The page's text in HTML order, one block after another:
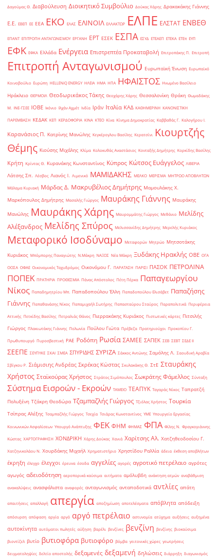
Δαγούμας Θ. Διαβούλευση Διοικητικό Συμβούλιο Δούκας Χάρης Δρακακάκης Γιάννης
Ε.Ε. ΕΒΕΠ ΕΕ ΕΕΑ ΕΚΟ ΕΛΑΣ ΕΛΙΝΟΙΛ ΕΛΛΑΚΤΩΡ ΕΛΠΕ ΕΛΣΤΑΤ ΕΝΒΕΘ
ΕΠΑΝΤ ΕΠΙΤΡΟΠΗ ΑΝΤΑΓΩΝΙΣΜΟΥ ΕΡΓΑΝΗ ΕΡΤ ΕΣΕΚ ΕΣΠΑ ΕΣΥΔ ΕΤΕΑΕΠ ΕΤΕΚΑ ΕΤΕπ ΕΥΠ
ΕΦΚ ΕΦΚΑ Ελλάδα Ενέργεια Επιστρεπτέα Προκαταβολή Επιτροπάκης Π. Επιτροπή
Επιτροπή Ανταγωνισμού Ευρωπαϊκή Ένωση Ευρωπαϊκό
Κοινοβούλιο Ευρώπη ΗELLENiQ ENERGY ΗΛΕΙΑ ΗΜΑ ΗΠΑ ΗΦΑΙΣΤΟΣ Ηνωμένο Βασίλειο
Ηράκλειο ΘΕΡΜΟΙΛ Θεοδωρικάκος Τάκης Θεοχάρης Χάρης Θεσσαλονίκη Θράκη Θωμαδάκης
Μ. ΙΝΕ-ΓΣΕΕ ΙΟΒΕ Ικόνιο Ιλχάν Αχμέτ Ινδία Ιράν Ιταλία ΚΑΔ ΚΑΘΗΜΕΡΙΝΗ ΚΑΝΟΝΙΣΤΙΚΗ
ΠΑΡΕΜΒΑΣΗ ΚΕΔΑΚ ΚΕΠ ΚΕΡΔΟΦΟΡΙΑ ΚΙΝΑ ΚΤΕΟ Κίνα Κίνημα Δημοκρατίας Καββαθάς Γ. Καλογήρου Ι.
Καρανάσιος Π. Κατρίνης Μανώλης Κεγκέρογλου Βασίλης Κερατσίνι
Κιουρτζής
Θέμης Κιούσης Μιχάλης Κλίμα Κολοκυθάς Αναστάσιος Κονταξής Δημήτρης Κορκίδης Βασίλης
Κρήτη Κρίντας Θ. Κυρανάκης Κωνσταντίνος Κύπρος Κώτσος Ευάγγελος ΛΙΒΕΡΙΑ
Λάτσης Σπ. Λέσβος Λιανός Ι. Λιμενικό ΜΑΜΙΔΑΚΗΣ ΜΕΛΚΟ ΜΕΡΙΣΜΑ ΜΗΤΡΩΟ ΑΠΟΒΛΗΤΩΝ
Μάλαμα Κυριακή Μάρδας Δ. Μακρυβέλιος Δημήτρης Μαμουλάκης Χ.
Μαρκόπουλος Δημήτρης Μασαλής Γιώργος Μαυράκης Γιάννης Μαυράκης
Μανώλης Μαυράκης Χάρης Μαυρομμάτης Γιώργος Μεθάνιο Μελίδης
Αλέξανδρος Μελίδης Σπύρος Μελισσανίδης Δημήτρης Μερελής Κυριάκος
Μεταφορικό Ισοδύναμο Μεταφορών Μητρώο Μητσοτάκης
Κυριάκος Μπόμπορης Παναγιώτης Ν.Μάκρη ΝΑΞΟΣ Νέα Μάκρη Ξυδάκης Ηρακλής ΟΒΕ ΟΓΑ
ΟΟΣΑ ΟΦΑΕ Οικονομικός Ταχυδρόμος Οικονόμου Γ. ΠΑΡΑΤΑΣΗ ΠΑΡΙΣΙ ΠΑΣΟΚ ΠΕΤΡΟΛΙΝΑ
ΠΟΠΕΚ ΠΡΑΤΗΡΙΑ ΠΡΟΘΕΣΜΙΑ Πάνας Απόστολος Πέτη Πέρκα Παπαγεωργίου
Νίκος Παπαδημητρίου Μπ. Παπαδοπούλου Έλλη Παπαδοπούλου Ελισάβετ Παπαζήσης
Γιάννης Παπαθανάσης Νίκος Παπαμιχαήλ Σωτήρης Παπασταύρου Σταύρος Παραπολιτικά Περιφέρεια
Αττικής Πετκίδης Βασίλης Πετραλιάς Θάνος Πιερρακάκης Κυριάκος Πιστωτικές κάρτες Πιτσιλής
Γιώργος Πλακιωτάκης Γιάννης Πολωνία Πούλου Γιώτα Πρέβεζα Πρατηριούχοι Προκοπίου Γ.
Πρωθυπουργό Πυροσβεστική ΡΑΕ Ροδόπη Ρωσία ΣΑΜΕΕ ΣΑΠΕΚ ΣΕΒ ΣΕΒΤ ΣΕΔΕ ΙΙ
ΣΕΕΠΕ ΣΕΥΠΥΚΕ ΣΚΑΙ ΣΜΕΑ ΣΠΥΡΙΔΗΣ ΣΥΡΙΖΑ Σάκκος Αντώνης Σαμόλης Λ. Σαουδική Αραβία
Σβίγκου Ρ. Σιάμισιης Ανδρέας Σκρέκας Κώστας Σκυλακάκης Θ. ΣτΕ Σταυράκης
Χρήστος Σταϊκούρας Χρήστος Στράτος Σιμόπουλος Σωκράτης Φάμελλος Σύνταξη
Σύστημα Εισροών - Εκροών ΤΑΜΕΙΟ ΤΕΑΠΥΚ Ταγαράς Νίκος Ταπρατζή
Πολυξένη Τζάκρη Θεοδώρα Τζαμπαζλής Γιώργος Τζιόλας Χρήστος Τουρκία
Τσίπρας Αλέξης Τσαμπαζλής Γιώργος Τσεχία Τσιάρας Κωνσταντίνος ΥΜΕ Υπουργείο Εργασίας
Κοινωνικών Ασφαλίσεων Υπουργό Ανάπτυξης ΦΕΚ ΦΗΜ ΦΗΜΑΣ ΦΠΑ Φίλης Ν. Φραγκογιάννης
Κώστας ΧΑΡΤΟΓΡΑΦΗΣΗ ΧΟΝΔΡΙΚΗ Χάρης Δούκας Χανιά Χαρίτσης Αλ. Χατζηθεοδοσίου Γ.
Χατζηνικολάου Ν. Χουρδάκης Μιχαήλ Χρηματιστήριο Χρηστίδου Ραλλία άδεια έκθεση αποβλήτων
έκρηξη έλεγχο έλεγχοι έρευνα έσοδα αγγελίες αγορές αγροτικό πετρέλαιο αγρότες
αγωγός αδειοδότηση αεροπορικά καύσιμα αιτήματα αμόλυβδη ανάκτηση ατμών αναβάθμιση
ανακαλύψεις ανασφάλιστα αναφορές ανταγωνισμός ανταποδοτικά αντλίες απάτη
απαιτήσεις απαλλαγή απεργία αποζημίωση αποτελέσματα απόβλητα απόδειξη
απόσυρση απόφαση αργία αργό αργό πετρέλαιο αστυνομία ατύχημα αυξήσεις αυξημένα
αυτοκίνητα αυτόματοι πωλητές αύξηση βαρέλι βενζίνες βενζίνη βενζίνης βιοκαύσιμα
βιοντίζελ βυτίο βυτιοφόρα βυτιοφόρο βόμβα γειτονικές χώρες γεωτρήσεις
δειγματοληψίες δελτίο αποστολής δεξαμενές δεξαμενή δηλώσεις διάρρηξη διαγωνισμός